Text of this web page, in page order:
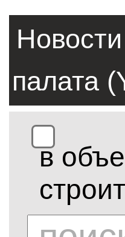
Новости
палата
в